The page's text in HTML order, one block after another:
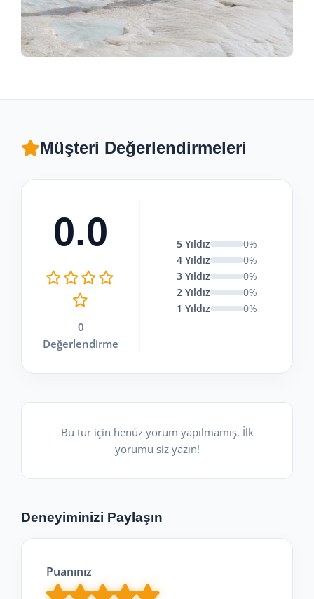
Müşteri Değerlendirmeleri
0.0
0
Değerlendirme
5 Yıldız
0%
4 Yıldız
0%
3 Yıldız
0%
2 Yıldız
0%
1 Yıldız
0%
Bu tur için henüz yorum yapılmamış. İlk
yorumu siz yazın!
Deneyiminizi Paylaşın
Puanınız